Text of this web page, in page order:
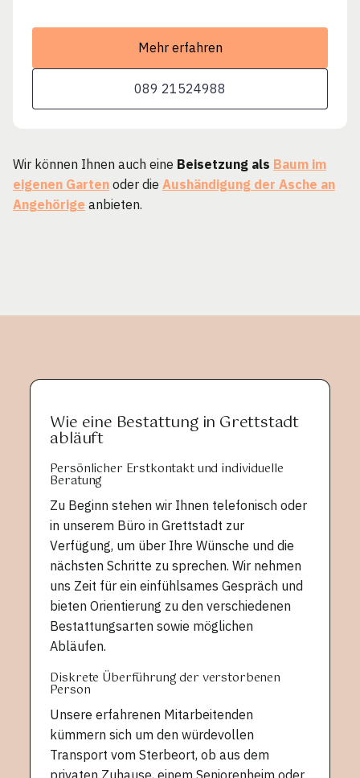
Mehr erfahren
089 21524988
Wir können Ihnen auch eine Beisetzung als Baum im
eigenen Garten oder die Aushändigung der Asche an
Angehörige anbieten.
Wie eine Bestattung in Grettstadt
abläuft
Persönlicher Erstkontakt und individuelle
Beratung
Zu Beginn stehen wir Ihnen telefonisch oder
in unserem Büro in Grettstadt zur
Verfügung, um über Ihre Wünsche und die
nächsten Schritte zu sprechen. Wir nehmen
uns Zeit für ein einfühlsames Gespräch und
bieten Orientierung zu den verschiedenen
Bestattungsarten sowie möglichen
Abläufen.
Diskrete Überführung der verstorbenen
Person
Unsere erfahrenen Mitarbeitenden
kümmern sich um den würdevollen
Transport vom Sterbeort, ob aus dem